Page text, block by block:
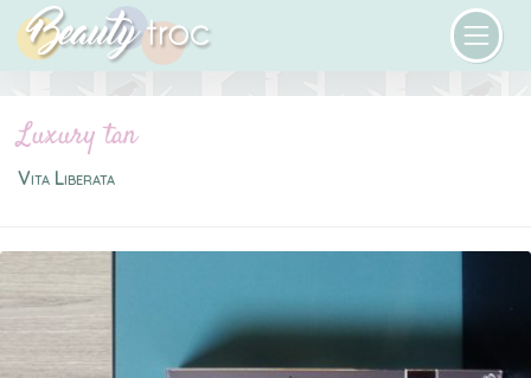
Luxury tan
Vita Liberata